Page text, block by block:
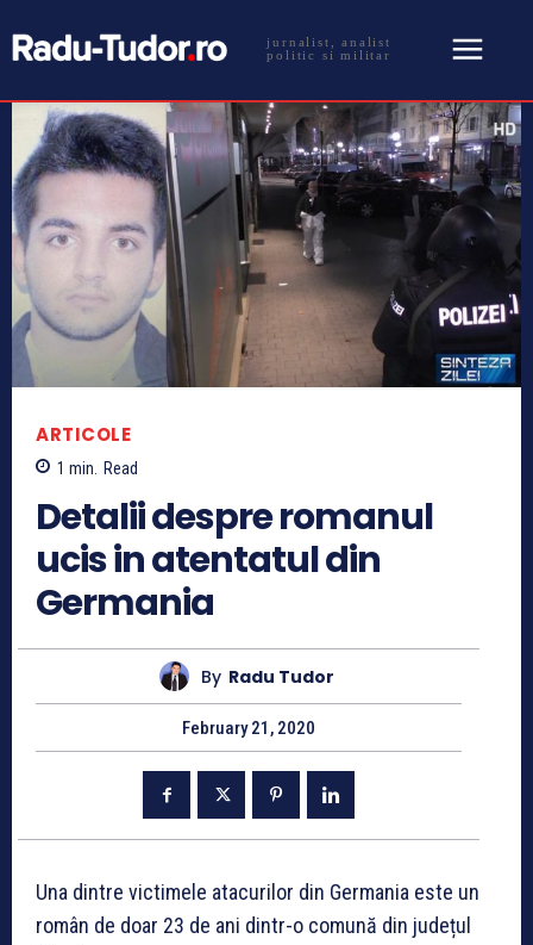
jurnalist, analist
politic si militar
ARTICOLE
1 min. Read
Detalii despre romanul
ucis in atentatul din
Germania
By Radu Tudor
February 21, 2020
Una dintre victimele atacurilor din Germania este un
român de doar 23 de ani dintr-o comună din județul